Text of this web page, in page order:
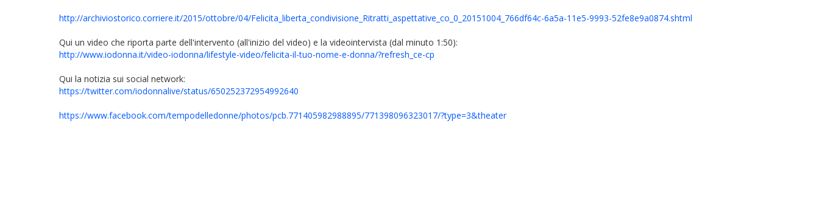
http://archiviostorico.corriere.it/2015/ottobre/04/Felicita_liberta_condivisione_Ritratti_aspettative_co_0_20151004_766df64c-6a5a-11e5-9993-52fe8e9a0874.shtml
Qui un video che riporta parte dell'intervento (all'inizio del video) e la videointervista (dal minuto 1:50):
http://www.iodonna.it/video-iodonna/lifestyle-video/felicita-il-tuo-nome-e-donna/?refresh_ce-cp
Qui la notizia sui social network:
https://twitter.com/iodonnalive/status/650252372954992640
https://www.facebook.com/tempodelledonne/photos/pcb.771405982988895/771398096323017/?type=3&theater